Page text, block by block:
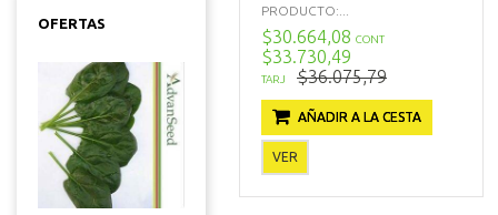
OFERTAS
PRODUCTO:...
$30.664,08 CONT
$33.730,49
TARJ $36.075,79
AÑADIR A LA CESTA
VER